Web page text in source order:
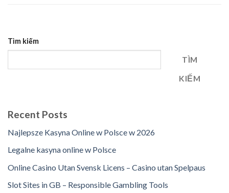
Tìm kiếm
TÌM
KIẾM
Recent Posts
Najlepsze Kasyna Online w Polsce w 2026
Legalne kasyna online w Polsce
Online Casino Utan Svensk Licens – Casino utan Spelpaus
Slot Sites in GB – Responsible Gambling Tools